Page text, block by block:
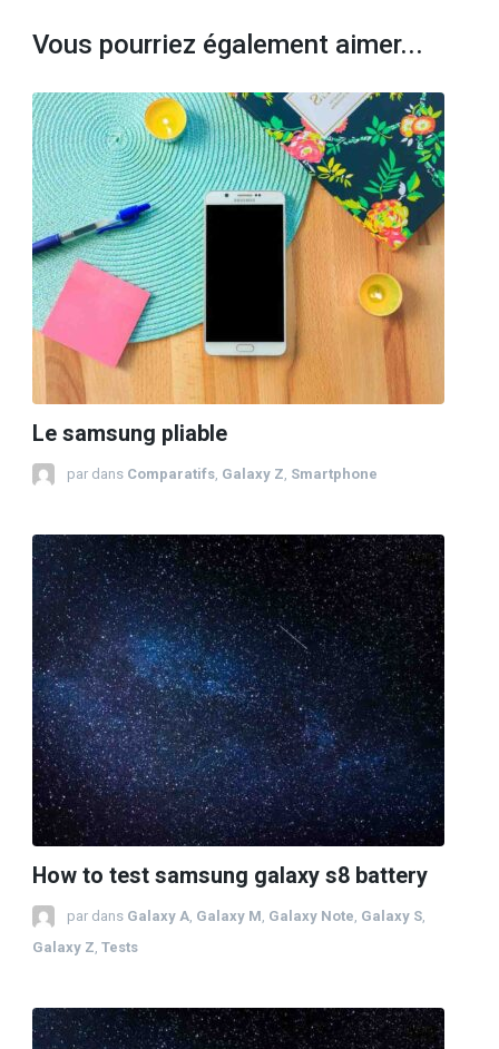
Vous pourriez également aimer...
Le samsung pliable
par dans Comparatifs Galaxy Z Smartphone
How to test samsung galaxy s8 battery
par dans Galaxy A Galaxy M Galaxy Note Galaxy S
Galaxy Z Tests